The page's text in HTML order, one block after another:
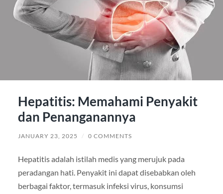
Hepatitis: Memahami Penyakit
dan Penanganannya
JANUARY 23, 2025 / 0 COMMENTS
Hepatitis adalah istilah medis yang merujuk pada
peradangan hati. Penyakit ini dapat disebabkan oleh
berbagai faktor, termasuk infeksi virus, konsumsi